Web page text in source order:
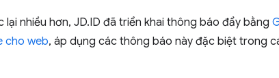
nhiều hơn, JD.ID đã triển khai thông báo đẩy bằng
cho web, áp dụng các thông báo này đặc biệt trong